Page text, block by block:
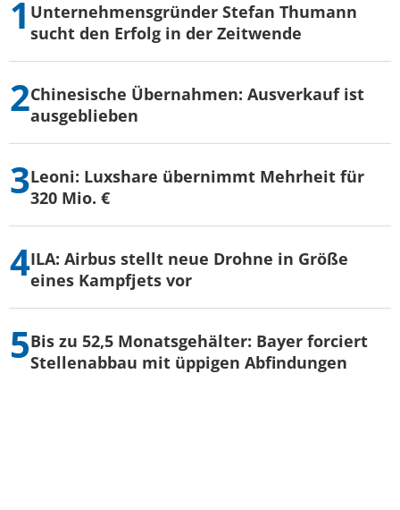
Unternehmensgründer Stefan Thumann
sucht den Erfolg in der Zeitwende
Chinesische Übernahmen: Ausverkauf ist
ausgeblieben
Leoni: Luxshare übernimmt Mehrheit für
320 Mio. €
ILA: Airbus stellt neue Drohne in Größe
eines Kampfjets vor
Bis zu 52,5 Monatsgehälter: Bayer forciert
Stellenabbau mit üppigen Abfindungen